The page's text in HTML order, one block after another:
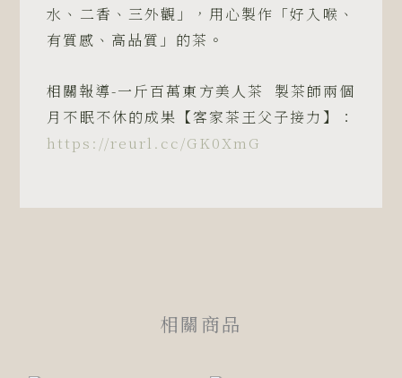
水、二香、三外觀」，用心製作「好入喉、
有質感、高品質」的茶。
相關報導-一斤百萬東方美人茶 製茶師兩個
月不眠不休的成果【客家茶王父子接力】：
https://reurl.cc/GK0XmG
相關商品